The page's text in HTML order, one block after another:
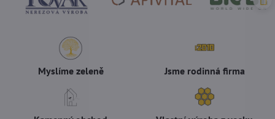
Myslíme zeleně Jsme rodinná firma